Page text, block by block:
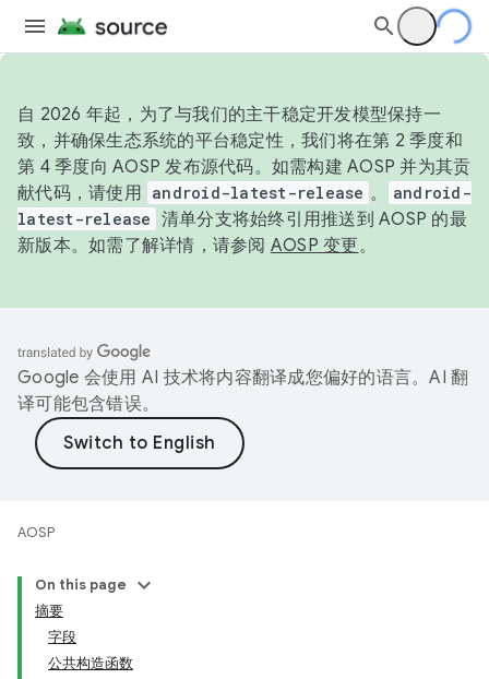
自 2026 年起，为了与我们的主干稳定开发模型保持一
致，并确保生态系统的平台稳定性，我们将在第 2 季度和
第 4 季度向 AOSP 发布源代码。如需构建 AOSP 并为其贡
献代码，请使用 android-latest-release 。
android-
latest-release 清单分支将始终引用推送到 AOSP 的最
新版本。如需了解详情，请参阅 AOSP 变更。
Google 会使用 AI 技术将内容翻译成您偏好的语言。AI 翻
译可能包含错误。
AOSP
On this page
摘要
字段
公共构造函数